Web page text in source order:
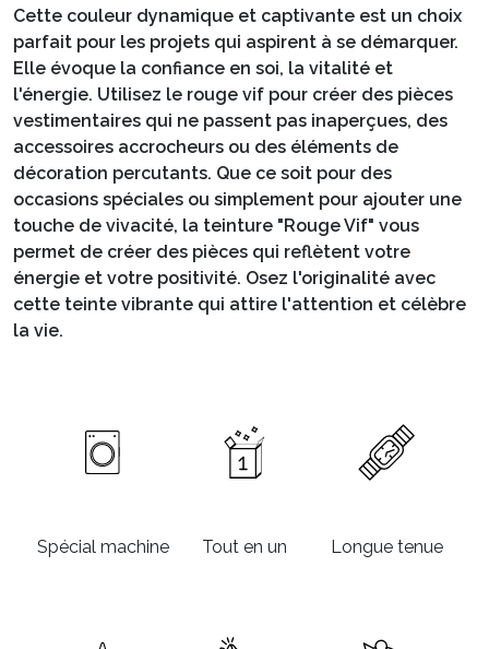
(3 avis)
Cette couleur dynamique et captivante est un choix
parfait pour les projets qui aspirent à se démarquer.
Elle évoque la confiance en soi, la vitalité et
l'énergie. Utilisez le rouge vif pour créer des pièces
vestimentaires qui ne passent pas inaperçues, des
accessoires accrocheurs ou des éléments de
décoration percutants. Que ce soit pour des
occasions spéciales ou simplement pour ajouter une
touche de vivacité, la teinture "Rouge Vif" vous
permet de créer des pièces qui reflètent votre
énergie et votre positivité. Osez l'originalité avec
cette teinte vibrante qui attire l'attention et célèbre
la vie.
Spécial machine Tout en un Longue tenue